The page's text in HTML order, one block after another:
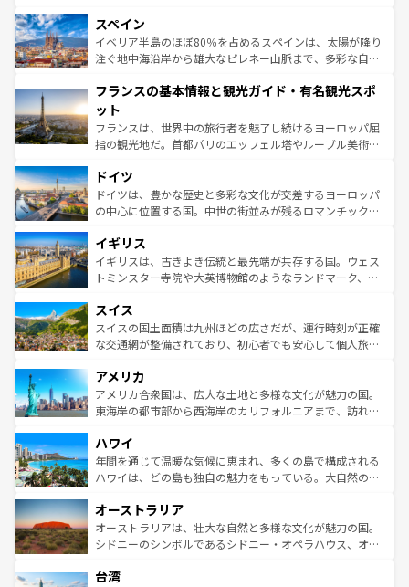
ろん、トスカーナの美しい田園風景やアマルフィ海岸の絶
景など、自然景観も見逃せない。観光の合間には、本場の
ピザやパスタなど、絶品のイタリア料理を堪能することも
ませてくれるイタリアで、忘れられない旅をしてみよう！
なお、新着のイタリア情報は
しい。
スペイン
イベリア半島のほぼ80％を占めるスペインは、太陽が降り
注ぐ地中海沿岸から雄大なピレネー山脈まで、多彩な自然
文化が根付くこの国では、情熱的なフラメンコ、熱気あふ
れる闘牛、そして美味しいタパスが生活の一部となってい
る。首都マドリードの洗練された雰囲気や、バルセロナの
アートに溢れた街角から、地方では古代ローマ遺跡や中世
せる。地方によって風土や気候が異なるスペインはその個
性で訪れる人を魅了する。 なお、新着のスペイン情報は コ
ンテンツ一覧を参照してほしい。
フランスの基本情報と観光ガイド・有名観光スポ
ット
フランスは、世界中の旅行者を魅了し続けるヨーロッパ屈
指の観光地だ。首都パリのエッフェル塔やルーブル美術館
で、幅広い魅力が詰まっている。華麗な宮殿、歴史的な大
聖堂、美しいビーチ、そして豊かな自然が、訪れる者を心
から魅了する。また、フランスは美食の国としても知ら
いる。シャンパンの発祥地であるランス、プロヴァンスの
香り高いラベンダー畑など、多彩な楽しみ方が可能だ。さ
らに、パリ以外の地域にも魅力が溢れており、どの街角に
れる地方に足を運ぶとそれぞれで全く異なる文化を体験で
きるだろう。 なお、新着のフランス情報はコンテンツ一覧
を参照してほしい。
ドイツ
ドイツは、豊かな歴史と多彩な文化が交差するヨーロッパ
の中心に位置する国。中世の街並みが残るロマンチック街
顔を持つこの国は、どこを歩いても飽きることがない。ベ
ルリンの文化的活気、バイエルン州のアルプスの絶景、そ
してライン川沿いのワイン畑といった風景は必見。ビール
は、お酒好きな人にはぜひ体験してほしい。 なお、新着の
ドイツ情報はコンテンツ一覧を参照してほしい。
イギリス
イギリスは、古きよき伝統と最先端が共存する国。ウェス
トミンスター寺院や大英博物館のようなランドマーク、歴
リアごとに異なる魅力がある。また、優雅なアフタヌーン
ティー、ビール好きにはたまらない英国パブ、サッカー観
戦など、本場だからこそできる体験も豊富。イギリスを旅
ンツ一覧を参照してほしい。
スイス
スイスの国土面積は九州ほどの広さだが、運行時刻が正確
な交通網が整備されており、初心者でも安心して個人旅行
の建物がそのまま残る町や、スイスならではのユニークな
博物館もあり、アルプス観光だけでなく町歩きも満喫する
ことができる。国民の所得が高いため物価も高いが、旅行
ば市内交通費無料で観光を楽しむこともできる。 なお、新
着のスイス情報はコンテンツ一覧 を参照してほしい。
アメリカ
アメリカ合衆国は、広大な土地と多様な文化が魅力の国。
東海岸の都市部から西海岸のカリフォルニアまで、訪れる
のような巨大都市は、観光、ショッピング、エンターテイ
ンメントが詰まった刺激的なスポットだ。一方、アメリカ
西部には大自然が広がり、グランドキャニオンやイエロー
部のニューオーリンズでは、音楽と美食が融合した独特の
文化が魅力。旅行者はアメリカの各地域で異なる魅力を楽
しみながら、その多様性と豊かな歴史を感じることができ
ならではの贅沢な旅のスタイルだ。 なお、新着のアメリカ
ハワイ
年間を通じて温暖な気候に恵まれ、多くの島で構成される
ハワイは、どの島も独自の魅力をもっている。大自然の神
ワイ島は見逃せない。また、定番の観光地といえばオアフ
島だが、静かな自然を求めるならマウイ島やカウアイ島が
おすすめ。エメラルドグリーンに輝く海をはじめ、豊かな
れるおもてなしの心で訪れる人々を迎えてくれるハワイの
オーストラリア
オーストラリアは、壮大な自然と多様な文化が魅力の国。
シドニーのシンボルであるシドニー・オペラハウス、オー
リアリーフや大陸中央部にそびえるウルル（エアーズロッ
台湾